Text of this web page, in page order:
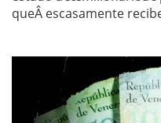
queÂ escasamente